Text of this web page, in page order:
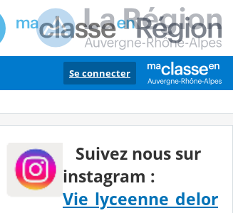
Se connecter
Suivez nous sur
instagram :
Vie_lyceenne_delor